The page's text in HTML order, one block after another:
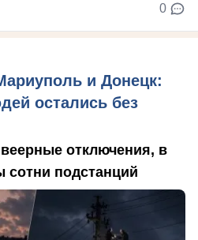
0
и Донецк:
остались без
отключения, в
сотни подстанций